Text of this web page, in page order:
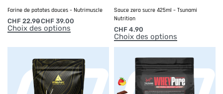
Farine de patates douces – Nutrimuscle
CHF 22.90CHF 39.00
Choix des options
Sauce zero sucre 425ml – Tsunami
Nutrition
CHF 4.90
Choix des options